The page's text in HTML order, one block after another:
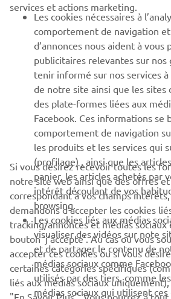
PLUS YAMAHA
SUPPORT
NEWSLETTER
Découvrez en exclusivité les dernières
spéciaux, les nouveautés et bien plus
S'ABONNER
Lisez notre politique de confidentialité
nous traitons vos données personnelles :
Confidentialité
Belgium (French)
services et actions marketing.
Les cookies nécessaires à
comportement de navigation
d’annonces nous aident à
publicitaires relevantes sur nos
tenir informé sur nos services
de notre site ainsi que les sites
des plate-formes liées aux
Facebook. Ces informations se
comportement de navigation
les produits et les services qui
(profilage) , ainsi que les
panier, les articles achetés par
intérêt découlant de vos
browsing.
Les cookies liés aux médias
visualiser des vidéos sur note
et de partager le contenu de
médias sociaux comme
utilisés par des tiers, comme
médias sociaux qui utilisent ces
Si vous désirez recevoir toutes les
notre site web ainsi que des offres et
correspondant à vos champs
demandons d’accepter les cookies
tracking/annonces et médias sociaux
bouton ‘j’accepte’. Au cas où vous
accepter ces cookies ou si vous
certaines catégories spécifiques
liés aux médias sociaux
"En Savoir Plus". Vous pourrez à